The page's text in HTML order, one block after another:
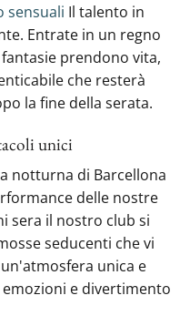
sensuali Il talento in
Entrate in un regno
prendono vita,
che resterà
la fine della serata.
unici
notturna di Barcellona
delle nostre
sera il nostro club si
seducenti che vi
unica e
e divertimento